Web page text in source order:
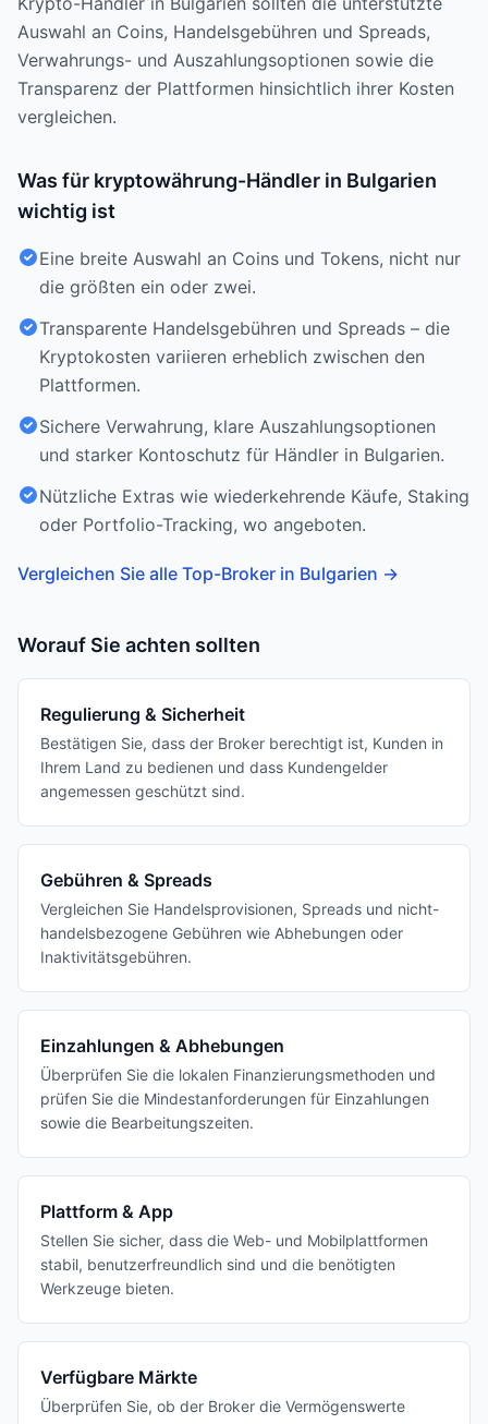
Auswahl an Coins, Handelsgebühren und Spreads,
Verwahrungs- und Auszahlungsoptionen sowie die
Transparenz der Plattformen hinsichtlich ihrer Kosten
vergleichen.
Was für kryptowährung-Händler in Bulgarien
wichtig ist
Eine breite Auswahl an Coins und Tokens, nicht nur
die größten ein oder zwei.
Transparente Handelsgebühren und Spreads – die
Kryptokosten variieren erheblich zwischen den
Plattformen.
Sichere Verwahrung, klare Auszahlungsoptionen
und starker Kontoschutz für Händler in Bulgarien.
Nützliche Extras wie wiederkehrende Käufe, Staking
oder Portfolio-Tracking, wo angeboten.
Vergleichen Sie alle Top-Broker in Bulgarien →
Worauf Sie achten sollten
Regulierung & Sicherheit
Bestätigen Sie, dass der Broker berechtigt ist, Kunden in
Ihrem Land zu bedienen und dass Kundengelder
angemessen geschützt sind.
Gebühren & Spreads
Vergleichen Sie Handelsprovisionen, Spreads und nicht-
handelsbezogene Gebühren wie Abhebungen oder
Inaktivitätsgebühren.
Einzahlungen & Abhebungen
Überprüfen Sie die lokalen Finanzierungsmethoden und
prüfen Sie die Mindestanforderungen für Einzahlungen
sowie die Bearbeitungszeiten.
Plattform & App
Stellen Sie sicher, dass die Web- und Mobilplattformen
stabil, benutzerfreundlich sind und die benötigten
Werkzeuge bieten.
Verfügbare Märkte
Überprüfen Sie, ob der Broker die Vermögenswerte